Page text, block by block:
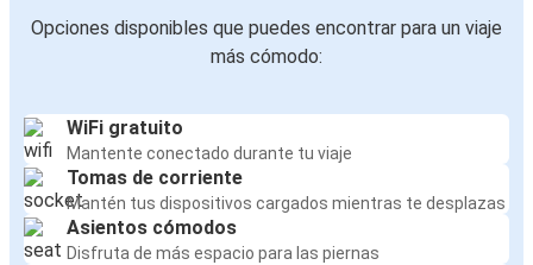
Opciones disponibles que puedes encontrar para un viaje
más cómodo:
WiFi gratuito
Mantente conectado durante tu viaje
Tomas de corriente
Mantén tus dispositivos cargados mientras te desplazas
Asientos cómodos
Disfruta de más espacio para las piernas